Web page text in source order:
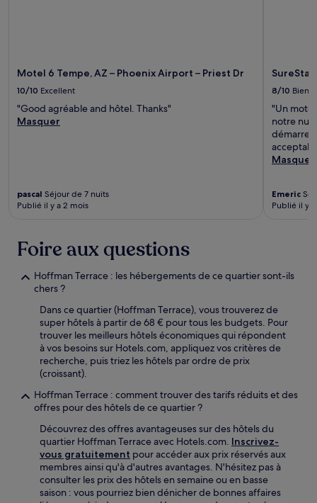
Motel 6 Tempe, AZ – Phoenix Airport – Priest Dr
10/10 Excellent
"Good agréable and hôtel. Thanks"
Masquer
pascal Séjour de 7 nuits
Publié il y a 2 mois
8/10 Bien
"Un
notre nuit
démarrer
Masquer
Emeric
Publié il y
Foire aux questions
Hoffman Terrace : les hébergements de ce quartier sont-ils
chers ?
Dans ce quartier (Hoffman Terrace), vous trouverez de
super hôtels à partir de 68 € pour tous les budgets. Pour
trouver les meilleurs hôtels économiques qui répondent
à vos besoins sur Hotels.com, appliquez vos critères de
recherche, puis triez les hôtels par ordre de prix
(croissant).
Hoffman Terrace : comment trouver des tarifs réduits et des
offres pour des hôtels de ce quartier ?
Découvrez des offres avantageuses sur des hôtels du
quartier Hoffman Terrace avec Hotels.com. Inscrivez-
vous gratuitement pour accéder aux prix réservés aux
membres ainsi qu'à d'autres avantages. N'hésitez pas à
consulter les prix des hôtels en semaine ou en basse
saison : vous pourriez bien dénicher de bonnes affaires